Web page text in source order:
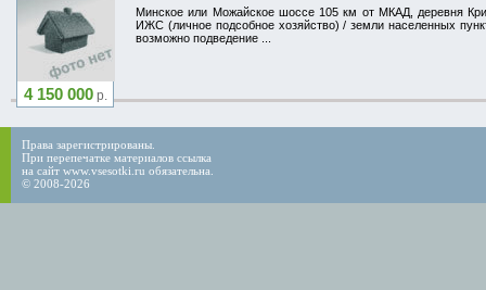
4 150 000р.
Минское или Можайское шоссе 105 км от МКАД, деревня
ИЖС (личное подсобное хозяйство) / земли населенных
возможно подведение ...
Права зарегистрированы.
При перепечатке материалов ссылка
на сайт www.vsesotki.ru обязательна.
© 2008-2026